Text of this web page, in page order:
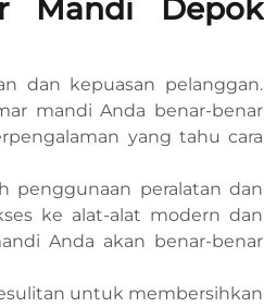
Mandi Depok
dan kepuasan pelanggan.
mandi Anda benar-benar
yang tahu cara
penggunaan peralatan dan
ke alat-alat modern dan
Anda akan benar-benar
untuk membersihkan